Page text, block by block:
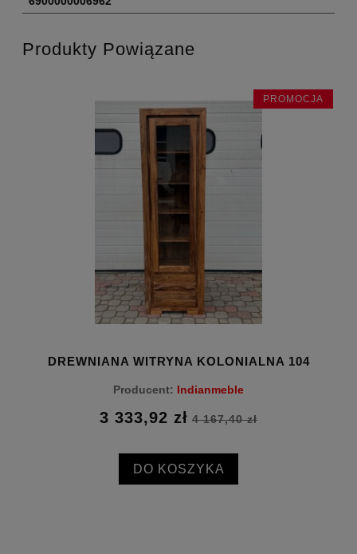
Produkty Powiązane
DREWNIANA WITRYNA KOLONIALNA 104
Producent: Indianmeble
3 333,92 zł 4 167,40 zł
DO KOSZYKA
PROMOCJA